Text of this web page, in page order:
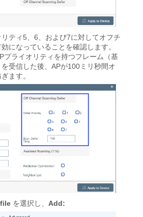
ティ5、6、および7に対してオフチ
になっていることを確認します。
プライオリティを持つフレーム（基
受信した後、APが100ミリ秒間オ
ます。
を選択し、 Add: